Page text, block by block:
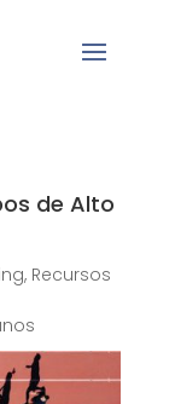
de Alto
, Recursos